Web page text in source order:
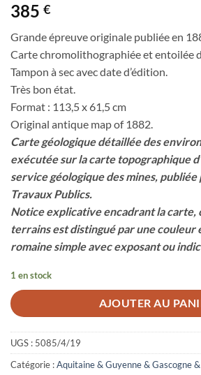
385 €
Grande épreuve originale publiée en
Carte chromolithographiée et entoilée
Tampon à sec avec date d’édition.
Très bon état.
Format : 113,5 x 61,5 cm
Original antique map of 1882.
Carte géologique détaillée des
exécutée sur la carte topographique
service géologique des mines,
Travaux Publics.
Notice explicative encadrant la carte,
terrains est distingué par une couleur
romaine simple avec exposant ou
1 en stock
AJOUTER AU
UGS : 5085/4/19
Catégorie :Aquitaine & Guyenne & Gascogne